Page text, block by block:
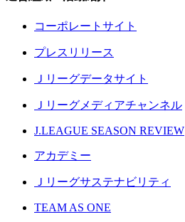
コーポレートサイト
プレスリリース
Ｊリーグデータサイト
Ｊリーグメディアチャンネル
J.LEAGUE SEASON REVIEW
アカデミー
Ｊリーグサステナビリティ
TEAM AS ONE